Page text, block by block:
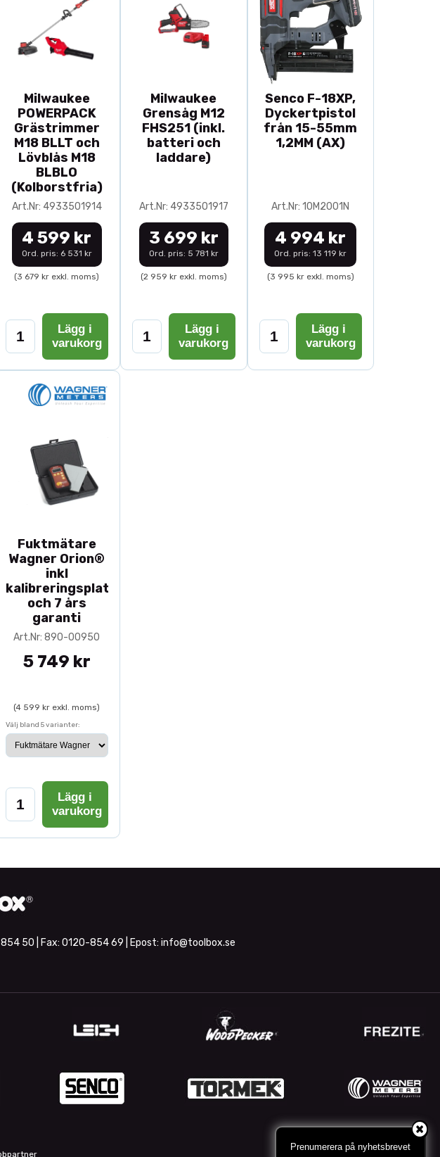
Milwaukee
POWERPACK
Grästrimmer
M18 BLLT och
Lövblås M18
BLBLO
(Kolborstfria)
Art.Nr: 4933501914
4 599 kr
Ord. pris: 6 531 kr
(3 679 kr exkl. moms)
Lägg i
varukorg
Milwaukee
Grensåg M12
FHS251 (inkl.
batteri och
laddare)
Art.Nr: 4933501917
3 699 kr
Ord. pris: 5 781 kr
(2 959 kr exkl. moms)
Lägg i
varukorg
Senco F-18XP,
Dyckertpistol
från 15-55mm
1,2MM (AX)
Art.Nr: 10M2001N
4 994 kr
Ord. pris: 13 119 kr
(3 995 kr exkl. moms)
Lägg i
varukorg
Fuktmätare
Wagner Orion®
inkl
kalibreringsplatta
och 7 års
garanti
Art.Nr: 890-00950
5 749 kr
(4 599 kr exkl. moms)
Välj bland 5 varianter:
Lägg i
varukorg
50 | Fax: 0120-854 69 | Epost: info@toolbox.se
Prenumerera på nyhetsbrevet